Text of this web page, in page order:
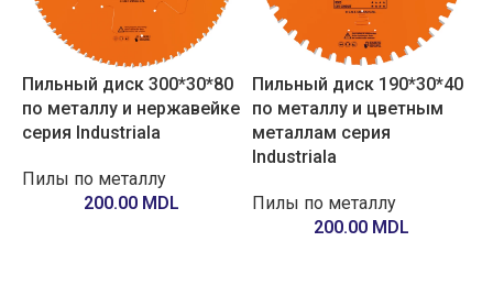
Пильный диск 300*30*80
по металлу и нержавейке
серия Industriala
Пилы по металлу
200.00 MDL
Пильный диск 190*30*40
по металлу и цветным
металлам серия
Industriala
Пилы по металлу
200.00 MDL